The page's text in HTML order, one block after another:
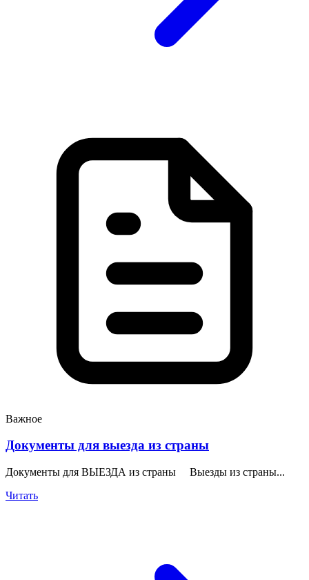
Важное
Документы для выезда из страны
Документы для ВЫЕЗДА из страны Выезды из страны...
Читать